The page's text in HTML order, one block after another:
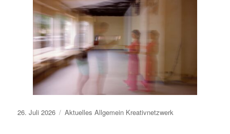
Veröffentlicht
26. Juli 2026 Aktuelles Allgemein Kreativnetzwerk